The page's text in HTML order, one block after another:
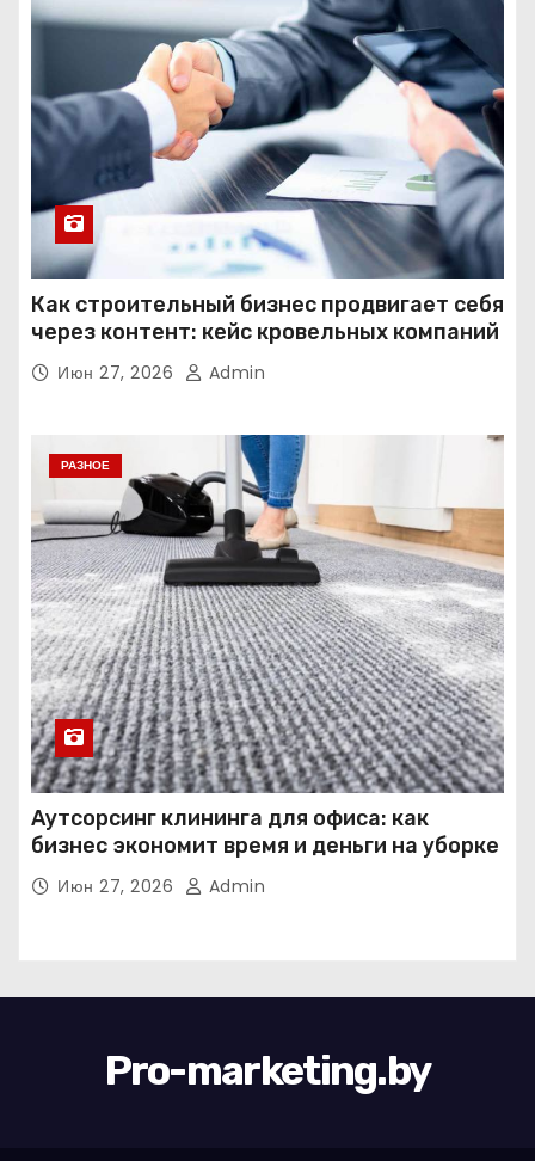
Как строительный бизнес продвигает себя
через контент: кейс кровельных компаний
Июн 27, 2026 Admin
РАЗНОЕ
Аутсорсинг клининга для офиса: как
бизнес экономит время и деньги на уборке
Июн 27, 2026 Admin
Pro-marketing.by